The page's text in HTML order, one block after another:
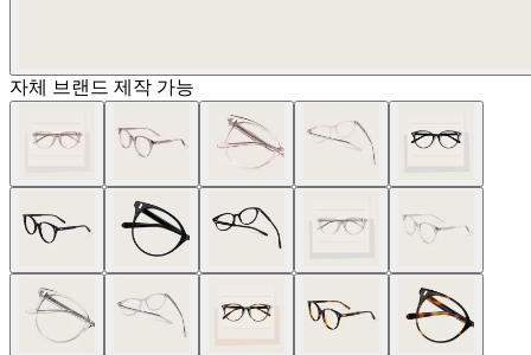
자체 브랜드 제작 가능